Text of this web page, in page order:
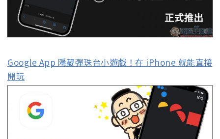
Google App 隱藏彈珠台小遊戲！在 iPhone 就能直接
開玩